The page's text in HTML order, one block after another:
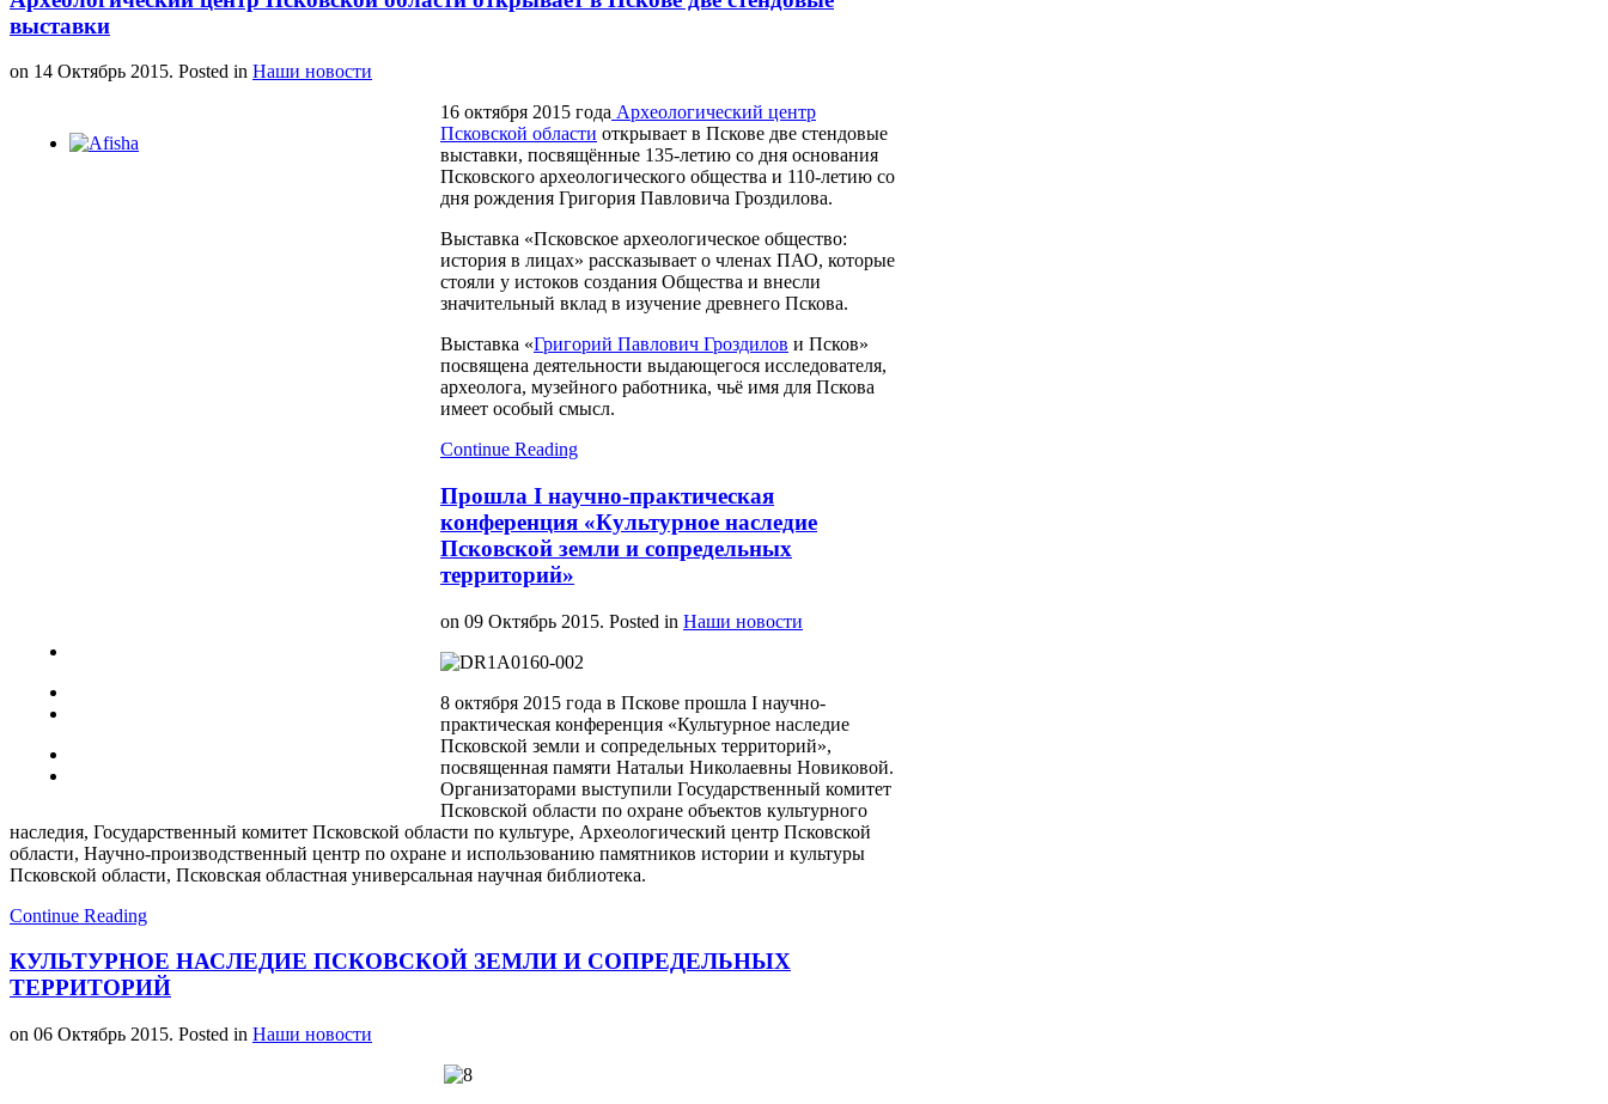
выставки
on 14 Октябрь 2015. Posted in Наши новости
16 октября 2015 года Археологический центр
Псковской области открывает в Пскове две стендовые
выставки, посвящённые 135-летию со дня основания
Псковского археологического общества и 110-летию со
дня рождения Григория Павловича Гроздилова.
Выставка «Псковское археологическое общество:
история в лицах» рассказывает о членах ПАО, которые
стояли у истоков создания Общества и внесли
значительный вклад в изучение древнего Пскова.
Выставка «Григорий Павлович Гроздилов и Псков»
посвящена деятельности выдающегося исследователя,
археолога, музейного работника, чьё имя для Пскова
имеет особый смысл.
Continue Reading
Прошла I научно-практическая
конференция «Культурное наследие
Псковской земли и сопредельных
территорий»
on 09 Октябрь 2015. Posted in Наши новости
8 октября 2015 года в Пскове прошла I научно-
практическая конференция «Культурное наследие
Псковской земли и сопредельных территорий»,
посвященная памяти Натальи Николаевны Новиковой.
Организаторами выступили Государственный комитет
Псковской области по охране объектов культурного
наследия, Государственный комитет Псковской области по культуре, Археологический центр Псковской
области, Научно-производственный центр по охране и использованию памятников истории и культуры
Псковской области, Псковская областная универсальная научная библиотека.
Continue Reading
КУЛЬТУРНОЕ НАСЛЕДИЕ ПСКОВСКОЙ ЗЕМЛИ И СОПРЕДЕЛЬНЫХ
ТЕРРИТОРИЙ
on 06 Октябрь 2015. Posted in Наши новости